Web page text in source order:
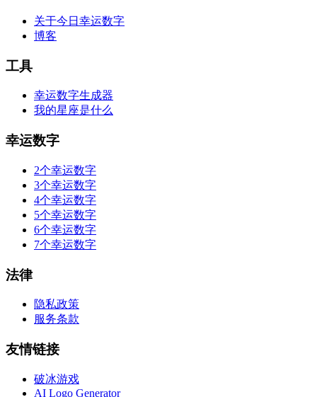
关于今日幸运数字
博客
工具
幸运数字生成器
我的星座是什么
幸运数字
2个幸运数字
3个幸运数字
4个幸运数字
5个幸运数字
6个幸运数字
7个幸运数字
法律
隐私政策
服务条款
友情链接
破冰游戏
AI Logo Generator